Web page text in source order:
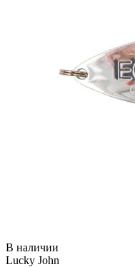
В наличии
Lucky John